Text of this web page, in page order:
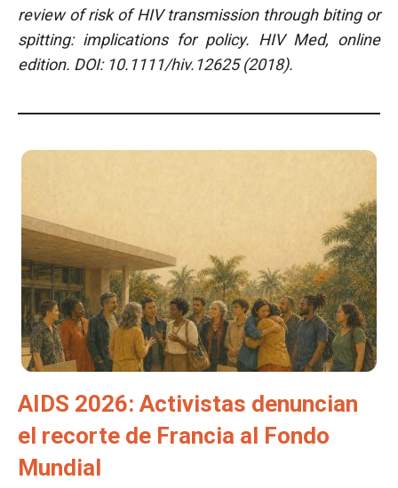
review of risk of HIV transmission through biting or
spitting: implications for policy. HIV Med, online
edition. DOI: 10.1111/hiv.12625 (2018).
AIDS 2026: Activistas denuncian
el recorte de Francia al Fondo
Mundial